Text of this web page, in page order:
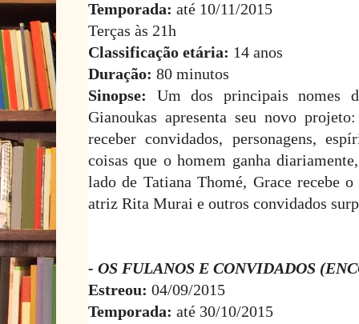
Temporada: até 10/11/2015
Terças às 21h
Classificação etária: 14 anos
Duração: 80 minutos
Sinopse: Um dos principais nomes
Gianoukas apresenta seu novo
receber convidados, personagens,
coisas que o homem ganha
lado de Tatiana Thomé, Grace recebe
atriz Rita Murai e outros convidados
- OS FULANOS E CONVIDADOS
Estreou: 04/09/2015
Temporada: até 30/10/2015